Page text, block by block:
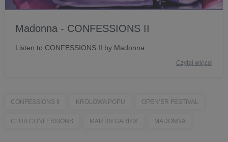
Madonna - CONFESSIONS II
Listen to CONFESSIONS II by Madonna.
Czytaj więcej
CONFESSIONS II KRÓLOWA POPU OPEN’ER FESTIVAL
CLUB CONFESSIONS MARTIN GARRIX MADONNA